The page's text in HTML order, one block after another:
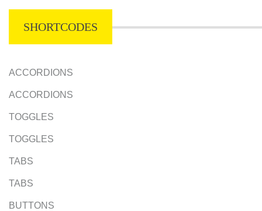
SHORTCODES
ACCORDIONS
ACCORDIONS
TOGGLES
TOGGLES
TABS
TABS
BUTTONS